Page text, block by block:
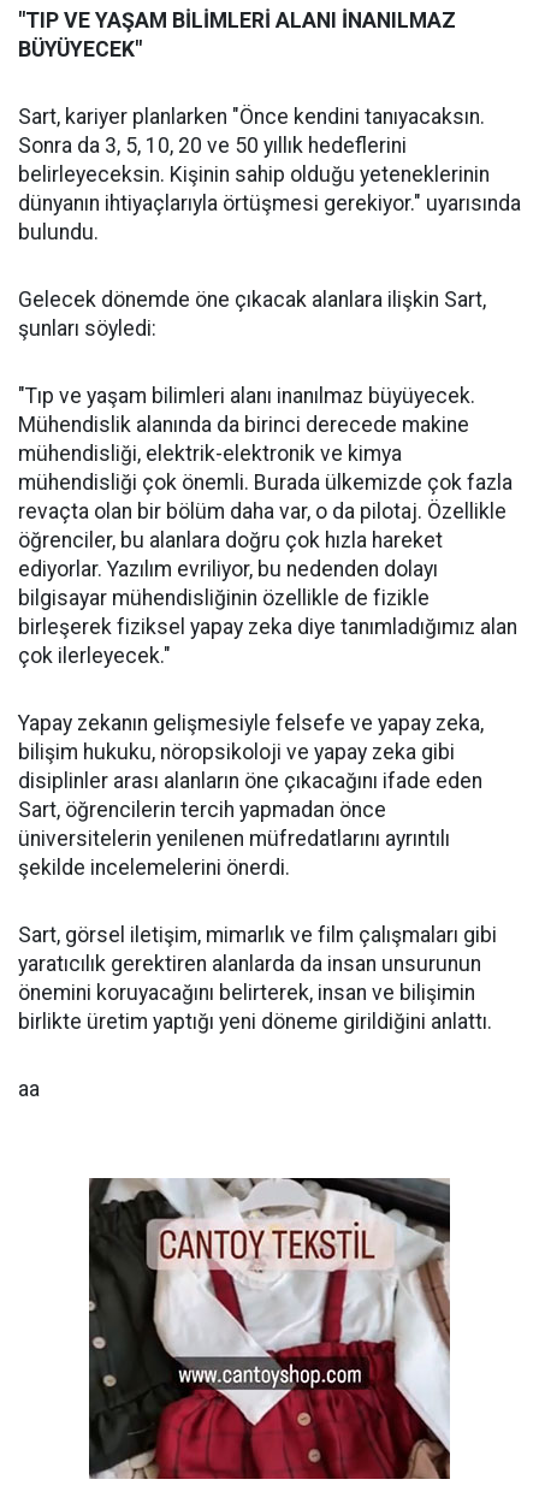
"TIP VE YAŞAM BİLİMLERİ ALANI İNANILMAZ
BÜYÜYECEK"
Sart, kariyer planlarken "Önce kendini tanıyacaksın.
Sonra da 3, 5, 10, 20 ve 50 yıllık hedeflerini
belirleyeceksin. Kişinin sahip olduğu yeteneklerinin
dünyanın ihtiyaçlarıyla örtüşmesi gerekiyor." uyarısında
bulundu.
Gelecek dönemde öne çıkacak alanlara ilişkin Sart,
şunları söyledi:
"Tıp ve yaşam bilimleri alanı inanılmaz büyüyecek.
Mühendislik alanında da birinci derecede makine
mühendisliği, elektrik-elektronik ve kimya
mühendisliği çok önemli. Burada ülkemizde çok fazla
revaçta olan bir bölüm daha var, o da pilotaj. Özellikle
öğrenciler, bu alanlara doğru çok hızla hareket
ediyorlar. Yazılım evriliyor, bu nedenden dolayı
bilgisayar mühendisliğinin özellikle de fizikle
birleşerek fiziksel yapay zeka diye tanımladığımız alan
çok ilerleyecek."
Yapay zekanın gelişmesiyle felsefe ve yapay zeka,
bilişim hukuku, nöropsikoloji ve yapay zeka gibi
disiplinler arası alanların öne çıkacağını ifade eden
Sart, öğrencilerin tercih yapmadan önce
üniversitelerin yenilenen müfredatlarını ayrıntılı
şekilde incelemelerini önerdi.
Sart, görsel iletişim, mimarlık ve film çalışmaları gibi
yaratıcılık gerektiren alanlarda da insan unsurunun
önemini koruyacağını belirterek, insan ve bilişimin
birlikte üretim yaptığı yeni döneme girildiğini anlattı.
aa